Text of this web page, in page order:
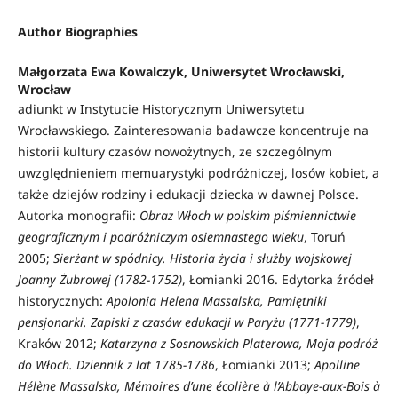
Author Biographies
Małgorzata Ewa Kowalczyk, Uniwersytet Wrocławski,
Wrocław
adiunkt w Instytucie Historycznym Uniwersytetu
Wrocławskiego. Zainteresowania badawcze koncentruje na
historii kultury czasów nowożytnych, ze szczególnym
uwzględnieniem memuarystyki podróżniczej, losów kobiet, a
także dziejów rodziny i edukacji dziecka w dawnej Polsce.
Autorka monografii: Obraz Włoch w polskim piśmiennictwie
geograficznym i podróżniczym osiemnastego wieku, Toruń
2005; Sierżant w spódnicy. Historia życia i służby wojskowej
Joanny Żubrowej (1782-1752), Łomianki 2016. Edytorka źródeł
historycznych:Apolonia Helena Massalska, Pamiętniki
pensjonarki. Zapiski z czasów edukacji w Paryżu (1771-1779),
Kraków 2012; Katarzyna z Sosnowskich Platerowa, Moja podróż
do Włoch. Dziennik z lat 1785-1786, Łomianki 2013;Apolline
Hélène Massalska, Mémoires d’une écolière à l’Abbaye-aux-Bois à